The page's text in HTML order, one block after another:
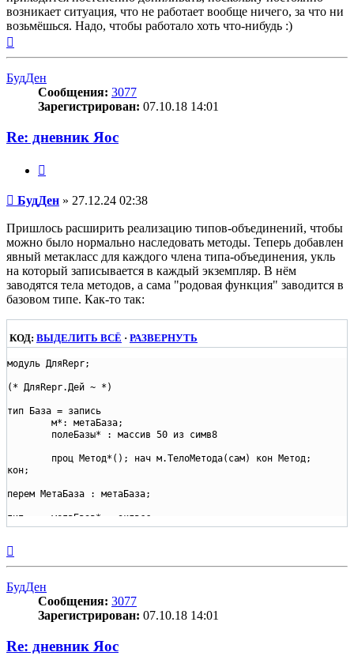
возникает ситуация, что не работает вообще ничего, за что ни
возьмёшься. Надо, чтобы работало хоть что-нибудь :)
к
БудДен
Сообщения: 3077
Зарегистрирован: 07.10.18 14:01
Re: дневник Яос
Сообщение
БудДен » 27.12.24 02:38
Пришлось расширить реализацию типов-объединений, чтобы
можно было нормально наследовать методы. Теперь добавлен
явный метакласс для каждого члена типа-объединения, укль
на который записывается в каждый экземпляр. В нём
заводятся тела методов, а сама "родовая функция" заводится в
базовом типе. Как-то так:
КОД: ВЫДЕЛИТЬ ВСЁ · РАЗВЕРНУТЬ
модуль ДляRepr;
(* ДляRepr.Дей ~ *)
тип База = запись
кон;
перем МетаБаза : метаБаза;
тип	метаБаза* = окласс
	проц ТелоМетода*(конст Б {можноБазу}: База);
тип Член = запись { членТипаˉобъединения } (База)
	й* : массив 50 из симв8 кон;
проц ЯвиЧлен():Член;
	нач
	результат.й := "это член";
БудДен
Сообщения: 3077
Зарегистрирован: 07.10.18 14:01
Re: дневник Яос